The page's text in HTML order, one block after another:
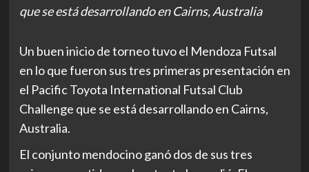
que se está desarrollando en Cairns, Australia
Un buen inicio de torneo tuvo el Mendoza Futsal
en lo que fueron sus tres primeras presentación en
el Pacific Toyota International Futsal Club
Challenge que se está desarrollando en Cairns,
Australia.
El conjunto mendocino ganó dos de sus tres